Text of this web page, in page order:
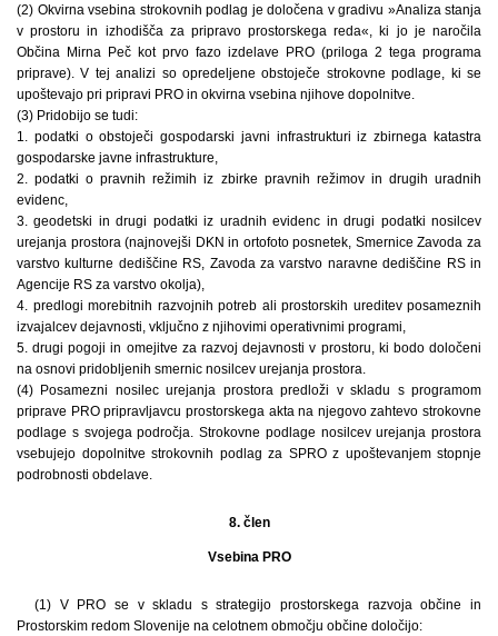
(2) Okvirna vsebina strokovnih podlag je določena v gradivu »Analiza stanja
v prostoru in izhodišča za pripravo prostorskega reda«, ki jo je naročila
Občina Mirna Peč kot prvo fazo izdelave PRO (priloga 2 tega programa
priprave). V tej analizi so opredeljene obstoječe strokovne podlage, ki se
upoštevajo pri pripravi PRO in okvirna vsebina njihove dopolnitve.
(3) Pridobijo se tudi:
1. podatki o obstoječi gospodarski javni infrastrukturi iz zbirnega katastra
gospodarske javne infrastrukture,
2. podatki o pravnih režimih iz zbirke pravnih režimov in drugih uradnih
evidenc,
3. geodetski in drugi podatki iz uradnih evidenc in drugi podatki nosilcev
urejanja prostora (najnovejši DKN in ortofoto posnetek, Smernice Zavoda za
varstvo kulturne dediščine RS, Zavoda za varstvo naravne dediščine RS in
Agencije RS za varstvo okolja),
4. predlogi morebitnih razvojnih potreb ali prostorskih ureditev posameznih
izvajalcev dejavnosti, vključno z njihovimi operativnimi programi,
5. drugi pogoji in omejitve za razvoj dejavnosti v prostoru, ki bodo določeni
na osnovi pridobljenih smernic nosilcev urejanja prostora.
(4) Posamezni nosilec urejanja prostora predloži v skladu s programom
priprave PRO pripravljavcu prostorskega akta na njegovo zahtevo strokovne
podlage s svojega področja. Strokovne podlage nosilcev urejanja prostora
vsebujejo dopolnitve strokovnih podlag za SPRO z upoštevanjem stopnje
podrobnosti obdelave.
8. člen
Vsebina PRO
(1) V PRO se v skladu s strategijo prostorskega razvoja občine in
Prostorskim redom Slovenije na celotnem območju občine določijo: